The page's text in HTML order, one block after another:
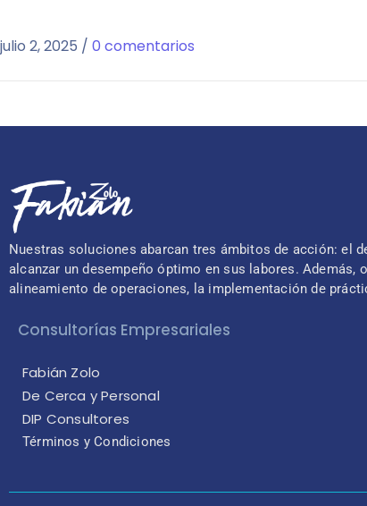
julio 2, 2025 / 0 comentarios
Nuestras soluciones abarcan tres ámbitos de acción: el
alcanzar un desempeño óptimo en sus labores.
alineamiento de operaciones, la implementación de
Consultorías Empresariales
Fabián Zolo
De Cerca y Personal
DIP Consultores
Términos y Condiciones